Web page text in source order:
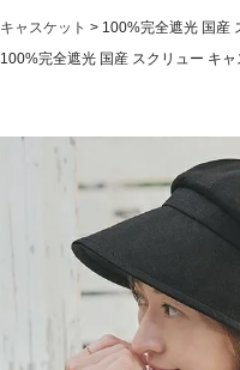
キャスケット
100%完全遮光 国産
100%完全遮光 国産 スクリュー キ